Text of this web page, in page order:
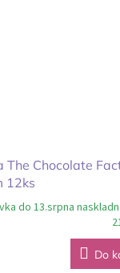
The Chocolate
12ks
do 13.srpna
Do